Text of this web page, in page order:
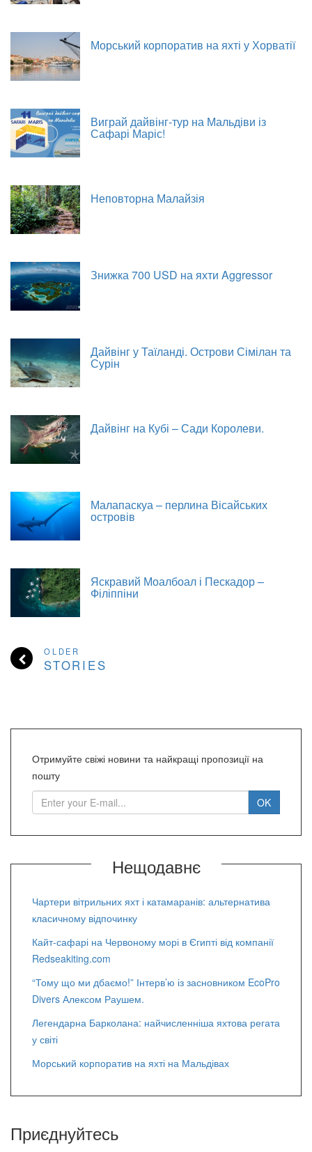
Морський корпоратив на яхті у Хорватії
Виграй дайвінг-тур на Мальдіви із
Сафарі Маріс!
Неповторна Малайзія
Знижка 700 USD на яхти Aggressor
Дайвінг у Таїланді. Острови Сімілан та
Сурін
Дайвінг на Кубі – Сади Королеви.
Малапаскуа – перлина Вісайських
островів
Яскравий Моалбоал і Пескадор –
Філіппіни
OLDER
STORIES
Отримуйте свіжі новини та найкращі пропозиції на
пошту
Нещодавнє
Чартери вітрильних яхт і катамаранів: альтернатива
класичному відпочинку
Кайт-сафарі на Червоному морі в Єгипті від компанії
Redseakiting.com
“Тому що ми дбаємо!” Інтерв’ю із засновником EcoPro
Divers Алексом Раушем.
Легендарна Барколана: найчисленніша яхтова регата
у світі
Морський корпоратив на яхті на Мальдівах
Приєднуйтесь